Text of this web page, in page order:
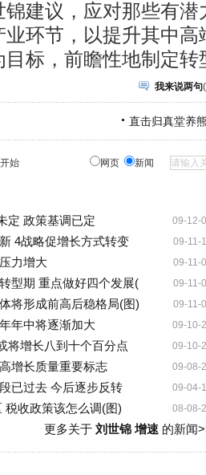
锦建议，应对那些有潜
环节，以提升其中高
目标，前瞻性地制定转
我来说两句(
直击归真堂养
始 网页 新闻
09-12-
定 政策基调已定
09-11-
4战略促增长方式转变
09-11-
力增大
09-11-
型期 重点做好四个发展(
09-11-
将形成前高后稳格局(图)
09-10-
年中将逐渐加大
09-10-
将增长八到十个百分点
09-08-
增长质量重要标志
09-04-
已过去 今后逐步反转
08-08-
税收政策该怎么调(图)
更多关于 刘世锦 增速 的新闻